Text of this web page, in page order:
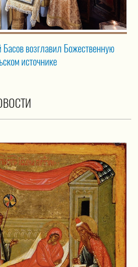
возглавил Божественную
источнике